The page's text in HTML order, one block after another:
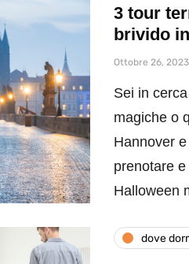
3 tour
brivido
Ottobre 26, 2023
Sei in
magiche o
Hannover
prenotare
Halloween
dove